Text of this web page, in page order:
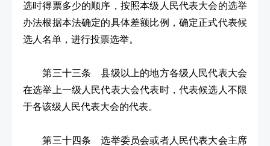
选时得票多少的顺序，按照本级人民代表大会的选举
办法根据本法确定的具体差额比例，确定正式代表候
选人名单，进行投票选举。
第三十三条 县级以上的地方各级人民代表大会
在选举上一级人民代表大会代表时，代表候选人不限
于各该级人民代表大会的代表。
第三十四条 选举委员会或者人民代表大会主席